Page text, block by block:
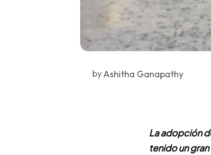
byAshitha Ganapathy
La adopción
tenido un